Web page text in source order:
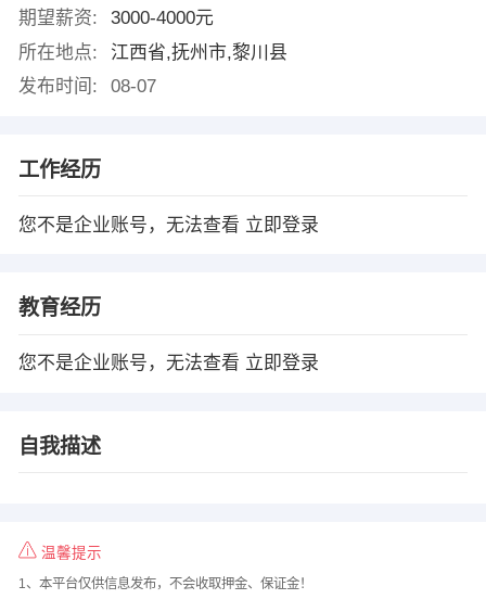
期望薪资:
3000-4000元
所在地点:
江西省,抚州市,黎川县
发布时间:
08-07
工作经历
您不是企业账号，无法查看 立即登录
教育经历
您不是企业账号，无法查看 立即登录
自我描述
温馨提示
1、本平台仅供信息发布，不会收取押金、保证金！